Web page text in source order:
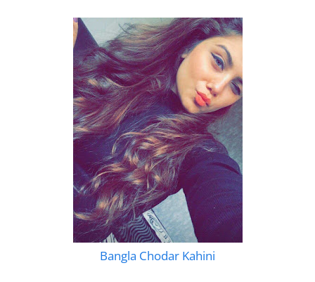
Bangla Chodar Kahini